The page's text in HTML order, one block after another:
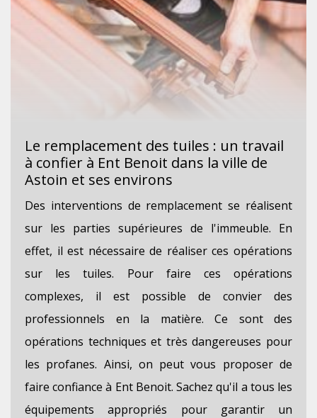
Le remplacement des tuiles : un travail
à confier à Ent Benoit dans la ville de
Astoin et ses environs
Des interventions de remplacement se réalisent
sur les parties supérieures de l'immeuble. En
effet, il est nécessaire de réaliser ces opérations
sur les tuiles. Pour faire ces opérations
complexes, il est possible de convier des
professionnels en la matière. Ce sont des
opérations techniques et très dangereuses pour
les profanes. Ainsi, on peut vous proposer de
faire confiance à Ent Benoit. Sachez qu'il a tous les
équipements appropriés pour garantir un